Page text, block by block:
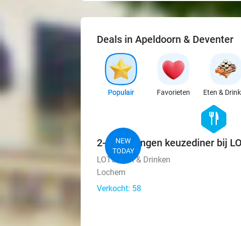
Deals in Apeldoorn & Deventer
Populair Favorieten Eten &
NEW
TODAY
hexagon
food
2- of 3-gangen keuzediner bij
LOTS Eten & Drinken
Lochem
Verkocht: 58